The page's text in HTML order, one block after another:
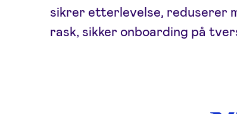
sikrer etterlevelse, reduserer
rask, sikker onboarding på